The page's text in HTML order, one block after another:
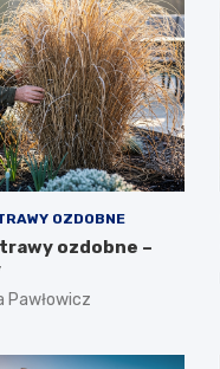
OZDOBNE
ozdobne –
Pawłowicz